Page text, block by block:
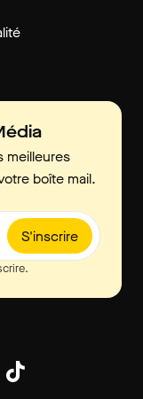
meilleures
boîte mail.
S'inscrire